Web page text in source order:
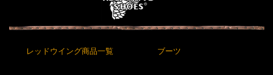
レッドウイング商品一覧 ブーツ